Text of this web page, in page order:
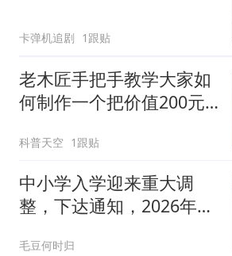
卡弹机追剧 1跟贴
老木匠手把手教学大家如
何制作一个把价值200元
科普天空 1跟贴
中小学入学迎来重大调
整，下达通知，2026年9
毛豆何时归